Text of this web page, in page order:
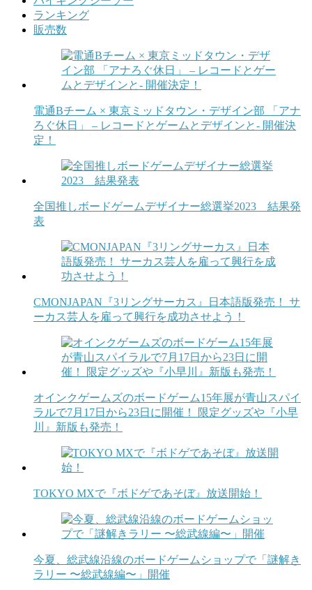
ランキング
販売数
電通Bチーム × 東京ミッドタウン・デザイン部 「アナ
ろぐ休日」 – レコードとゲームとデザインと- 開催決
定！
全国推しボードゲームデザイナー総選挙2023 結果発
表
CMONJAPAN『3リングサーカス』日本語版発売！ サ
ーカス芸人を雇って興行を成功させよう！
オインクゲームズのボードゲーム15年展が青山スパイ
ラルで7月17日から23日に開催！ 限定グッズや『小早
川』新版も発売！
TOKYO MXで『ボドゲであそぼ』放送開始！
今夏、総武線沿線のボードゲームショップで「謎解き
ラリー 〜総武線編〜」開催